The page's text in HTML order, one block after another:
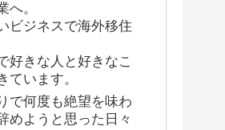
へ。
ビジネスで海外移住
好きな人と好きなこ
ています。
で何度も絶望を味わ
めようと思った日々